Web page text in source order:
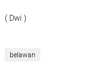
( Dwi )
belawan